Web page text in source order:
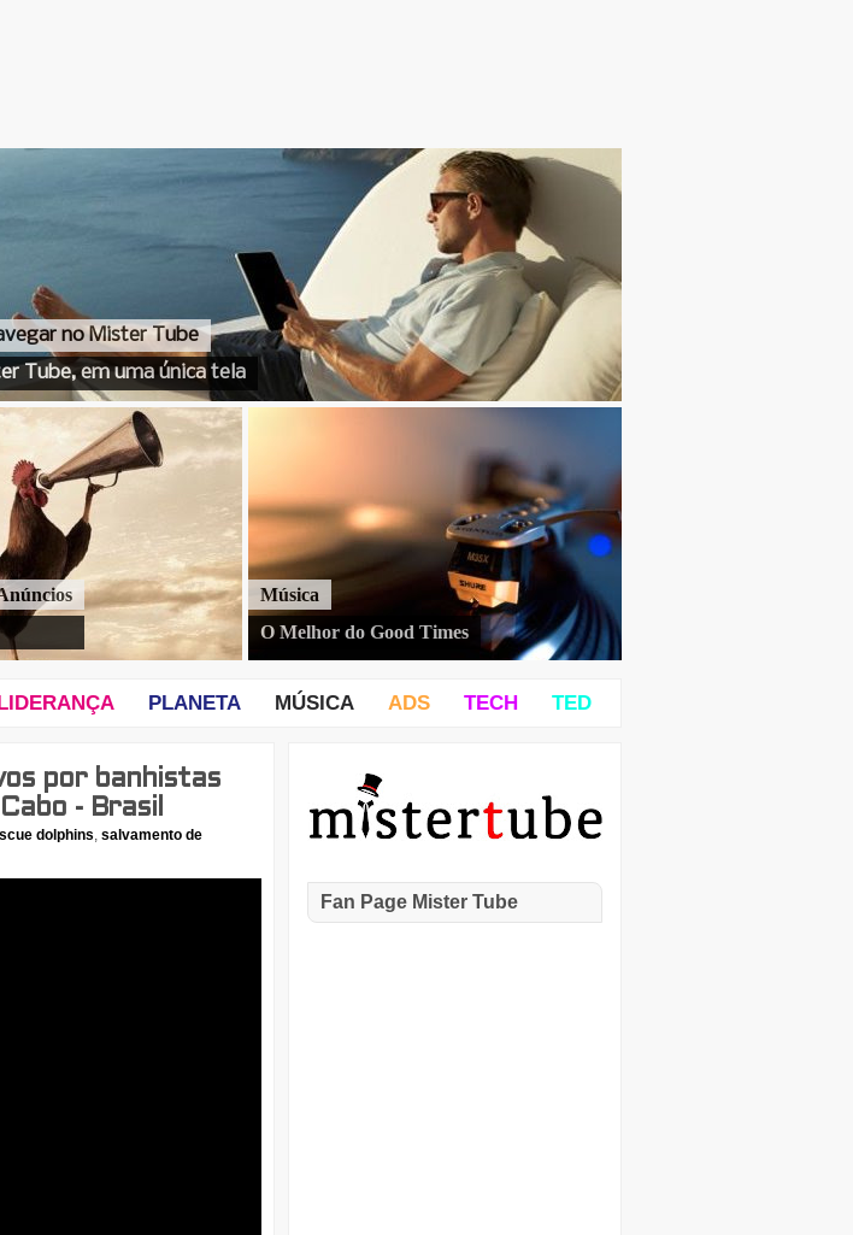
no Mister Tube
Tube, em uma única tela
Música
O Melhor do Good Times
PLANETA MÚSICA ADS TECH TED
por banhistas
- Brasil
dolphins, salvamento de
Fan Page Mister Tube